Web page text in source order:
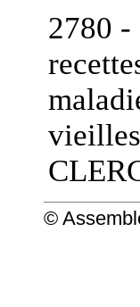
2780 -
©